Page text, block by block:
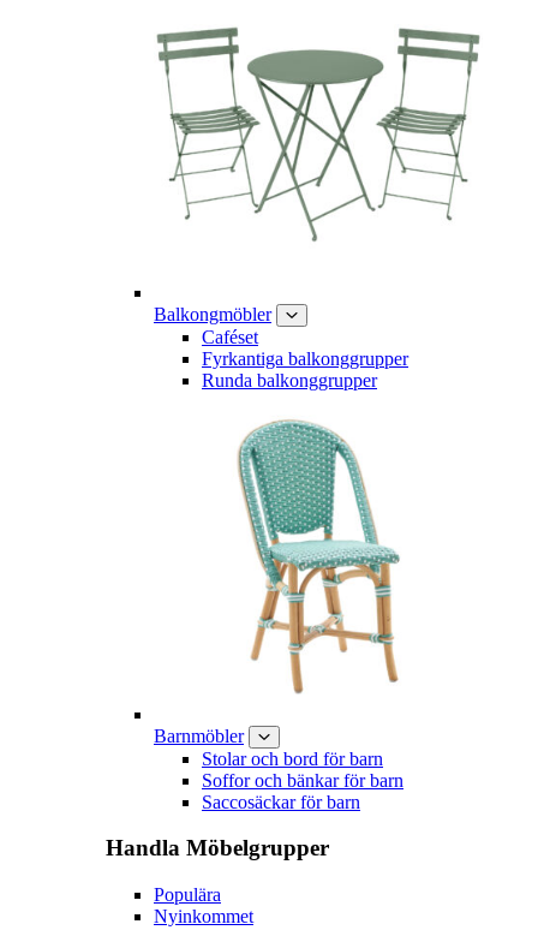
Balkongmöbler
Caféset
Fyrkantiga balkonggrupper
Runda balkonggrupper
Barnmöbler
Stolar och bord för barn
Soffor och bänkar för barn
Saccosäckar för barn
Handla Möbelgrupper
Populära
Nyinkommet